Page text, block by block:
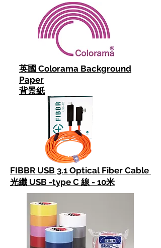
英國 Colorama Background
Paper
背景紙
FIBBR USB 3.1 Optical Fiber Cable
光纖 USB -type C 線 - 10米